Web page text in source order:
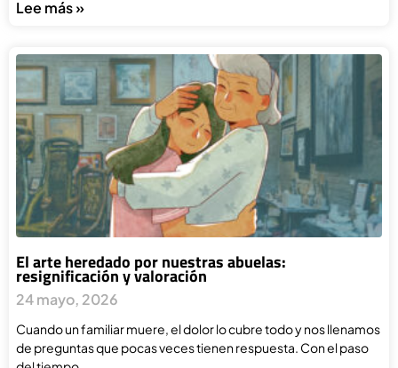
Lee más »
El arte heredado por nuestras abuelas:
resignificación y valoración
24 mayo, 2026
Cuando un familiar muere, el dolor lo cubre todo y nos llenamos
de preguntas que pocas veces tienen respuesta. Con el paso